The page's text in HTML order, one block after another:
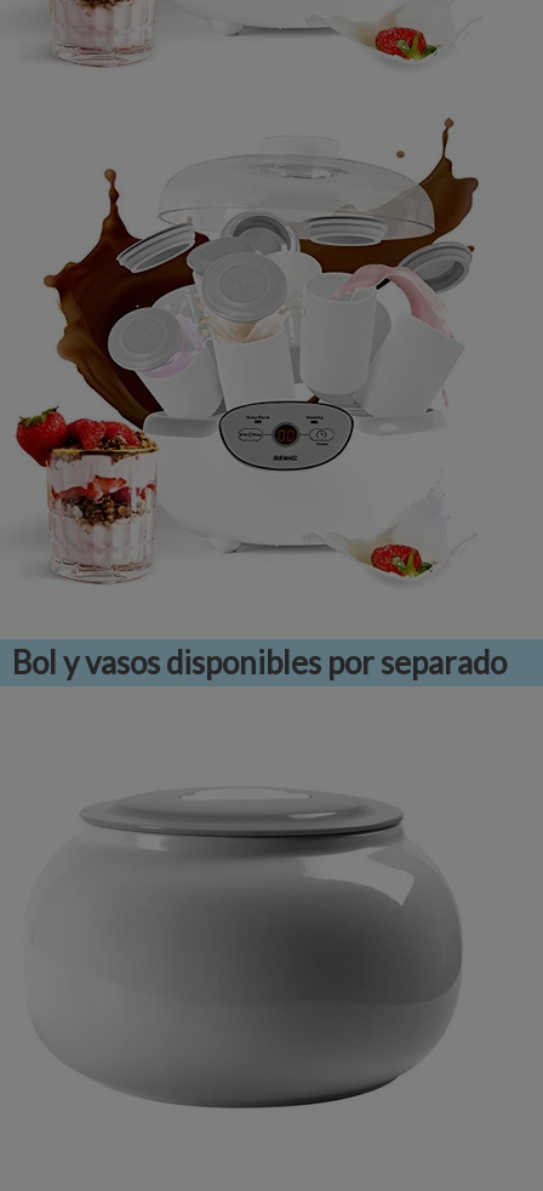
Bol y vasos disponibles por separado